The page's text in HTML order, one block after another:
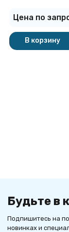
Цена по
В корзину
Будьте в
Подпишитесь на
новинках и